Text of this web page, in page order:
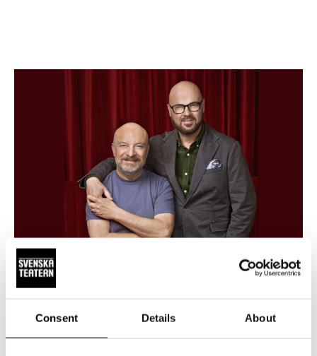
Consent Details About
NYHETER 11.6.2026
Jonas Gardells livsverk ”Torka aldrig
tårar utan handskar” blir nästa stora